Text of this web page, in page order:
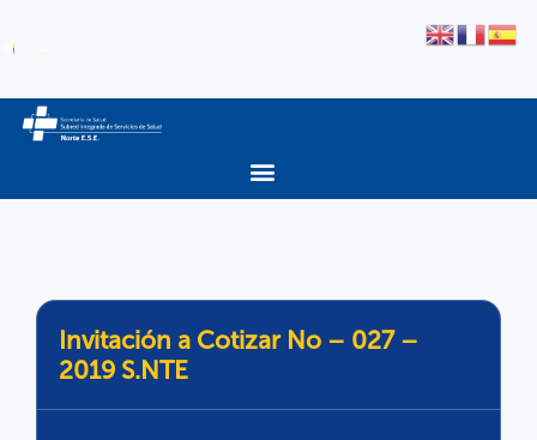
Invitación a Cotizar No – 027 –
2019 S.NTE